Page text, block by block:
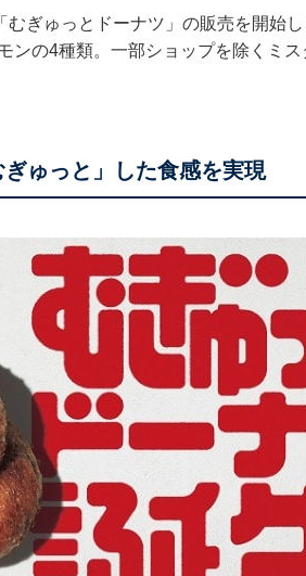
むぎゅっとドーナツ」の販売を開始
ンの4種類。一部ショップを除くミ
ゅっと」した食感を実現